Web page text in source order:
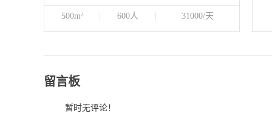
500m² 600人 31000/天
留言板
暂时无评论！